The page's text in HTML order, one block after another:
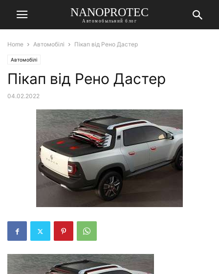
NANOPROTEC
Автомобыльний блог
Home Автомобілі Пікап від Рено Дастер
Автомобілі
Пікап від Рено Дастер
04.02.2022